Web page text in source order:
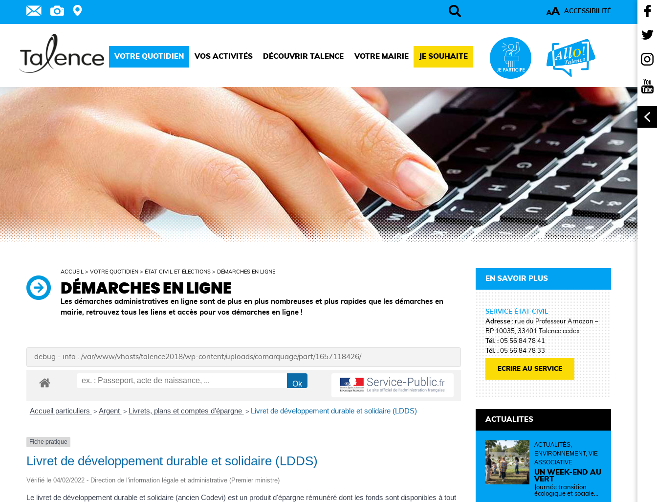
AA ACCESSIBILITÉ
VOTRE QUOTIDIEN VOS ACTIVITÉS DÉCOUVRIR TALENCE VOTRE MAIRIE JE SOUHAITE
ACCUEIL >VOTRE QUOTIDIEN > ÉTAT CIVIL ET ÉLECTIONS > DÉMARCHES EN LIGNE
DÉMARCHES EN LIGNE
Les démarches administratives en ligne sont de plus en plus nombreuses et plus rapides que les démarches en
mairie, retrouvez tous les liens et accès pour vos démarches en ligne !
debug - info : /var/www/vhosts/talence2018/wp-content/uploads/comarquage/part/1657118426/
Accueil particuliers > Argent > Livrets, plans et comptes d'épargne > Livret de développement durable et solidaire (LDDS)
Fiche pratique
Livret de développement durable et solidaire (LDDS)
Vérifié le 04/02/2022 - Direction de l'information légale et administrative (Premier ministre)
Le livret de développement durable et solidaire (ancien Codevi) est un produit d'épargne rémunéré dont les fonds sont disponibles à tout
EN SAVOIR PLUS
SERVICE ÉTAT CIVIL
Adresse: rue du Professeur Arnozan –
BP 10035, 33401 Talence cedex
Tél. :05 56 84 78 41
Tél. :05 56 84 78 33
ECRIRE AU SERVICE
ACTUALITES
ACTUALITÉS,
ENVIRONNEMENT, VIE
ASSOCIATIVE
UN WEEK-END AU
VERT
Journée transition
écologique et sociale